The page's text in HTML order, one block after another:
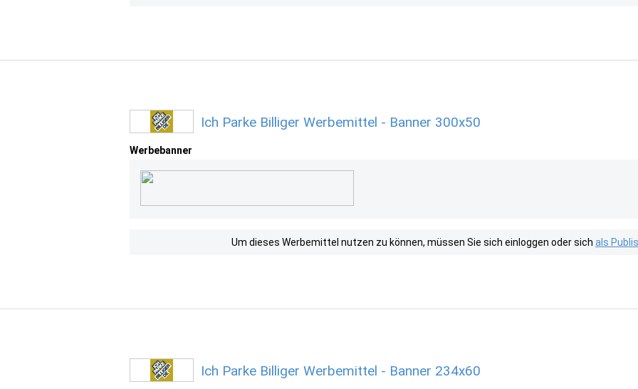
Ich Parke Billiger Werbemittel - Banner 300x50
Werbebanner
Um dieses Werbemittel nutzen zu können, müssen Sie sich einloggen oder sich als
Ich Parke Billiger Werbemittel - Banner 234x60